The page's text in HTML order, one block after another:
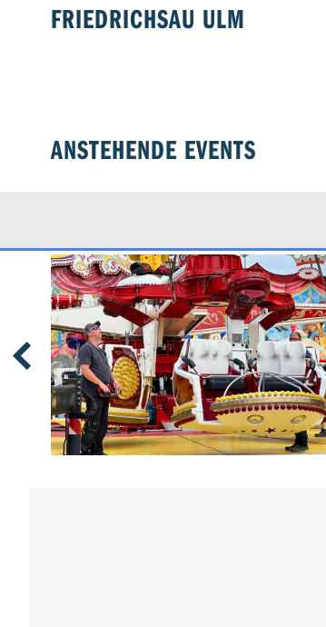
FRIEDRICHSAU ULM
ANSTEHENDE EVENTS
10.07.25
ULMER VOLKSFEST
2025